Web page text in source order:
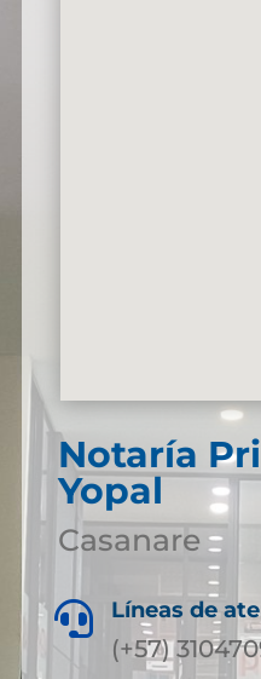
Notaría
Yopal
Casanare
 Líneas de
(+57)